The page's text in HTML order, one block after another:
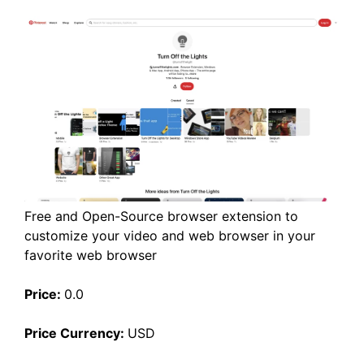
Free and Open-Source browser extension to
customize your video and web browser in your
favorite web browser
Price: 0.0
Price Currency: USD